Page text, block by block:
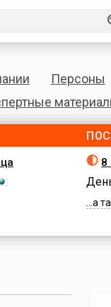
Персоны
8
...а